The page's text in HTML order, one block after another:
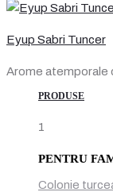
Eyup Sabri Tuncer
Arome atemporale
PRODUSE
1
PENTRU
Colonie